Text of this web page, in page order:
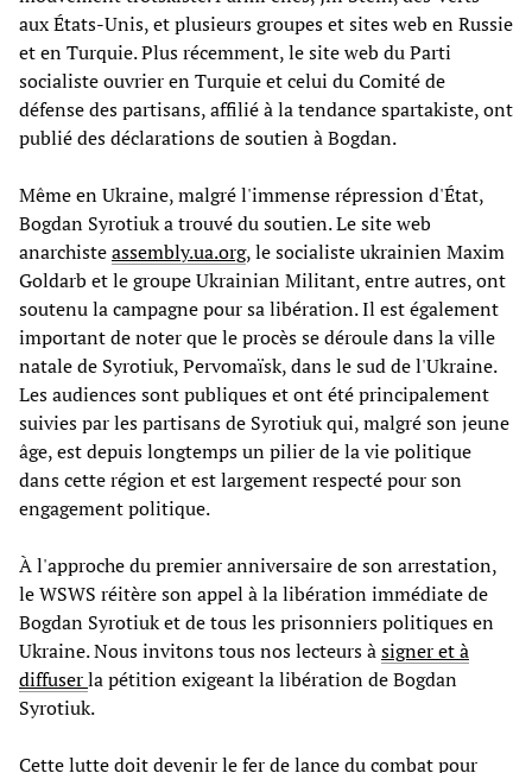
aux États-Unis, et plusieurs groupes et sites web en Russie
et en Turquie. Plus récemment, le site web du Parti
socialiste ouvrier en Turquie et celui du Comité de
défense des partisans, affilié à la tendance spartakiste, ont
publié des déclarations de soutien à Bogdan.
Même en Ukraine, malgré l'immense répression d'État,
Bogdan Syrotiuk a trouvé du soutien. Le site web
anarchisteassembly.ua.org, le socialiste ukrainien Maxim
Goldarb et le groupe Ukrainian Militant, entre autres, ont
soutenu la campagne pour sa libération. Il est également
important de noter que le procès se déroule dans la ville
natale de Syrotiuk, Pervomaïsk, dans le sud de l'Ukraine.
Les audiences sont publiques et ont été principalement
suivies par les partisans de Syrotiuk qui, malgré son jeune
âge, est depuis longtemps un pilier de la vie politique
dans cette région et est largement respecté pour son
engagement politique.
À l'approche du premier anniversaire de son arrestation,
le WSWS réitère son appel à la libération immédiate de
Bogdan Syrotiuk et de tous les prisonniers politiques en
Ukraine. Nous invitons tous nos lecteurs àsigner et à
diffuserla pétition exigeant la libération de Bogdan
Syrotiuk.
Cette lutte doit devenir le fer de lance du combat pour